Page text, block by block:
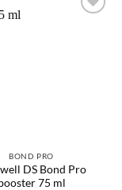
BOND PRO
DS Bond Pro
75 ml